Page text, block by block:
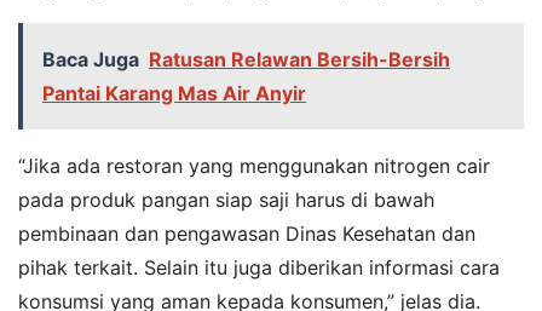
Baca Juga Ratusan Relawan Bersih-Bersih
Pantai Karang Mas Air Anyir
“Jika ada restoran yang menggunakan nitrogen cair
pada produk pangan siap saji harus di bawah
pembinaan dan pengawasan Dinas Kesehatan dan
pihak terkait. Selain itu juga diberikan informasi cara
konsumsi yang aman kepada konsumen,” jelas dia.